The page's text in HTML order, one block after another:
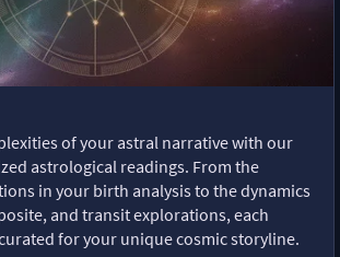
of your astral narrative with our
astrological readings. From the
in your birth analysis to the dynamics
and transit explorations, each
for your unique cosmic storyline.